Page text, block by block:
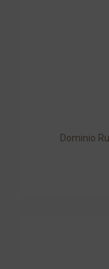
Dominio